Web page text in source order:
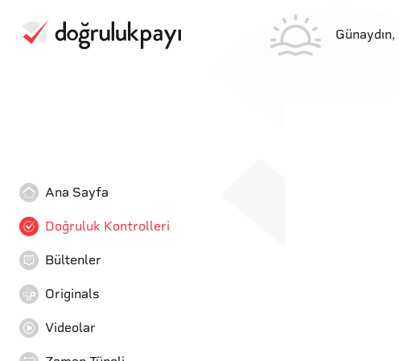
Günaydın,
Ana Sayfa
Doğruluk Kontrolleri
Bültenler
Originals
Videolar